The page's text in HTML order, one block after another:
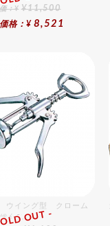
：¥ ¥11,500
格：¥ 8,521
ウイング型 クローム
総合ﾗﾝｷﾝｸﾞ
OUT -